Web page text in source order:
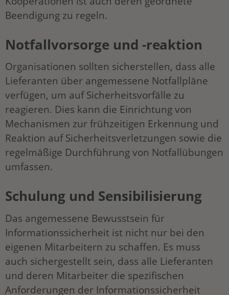
Beendigung zu regeln.
Notfallvorsorge und -reaktion
Organisationen sollten sicherstellen, dass alle
Lieferanten über angemessene Notfallpläne
verfügen, um auf Sicherheitsvorfälle zu
reagieren. Dies kann die Einrichtung von
Mechanismen zur frühzeitigen Erkennung und
Reaktion auf Sicherheitsverletzungen sowie die
regelmäßige Durchführung von Notfallübungen
umfassen.
Schulung und Sensibilisierung
Das angemessene Bewusstsein für
Informationssicherheit ist nicht nur bei den
eigenen Mitarbeitern zu schaffen. Es muss
auch sichergestellt sein, dass alle Lieferanten
und deren Mitarbeiter die spezifischen
Anforderungen der Informationssicherheit